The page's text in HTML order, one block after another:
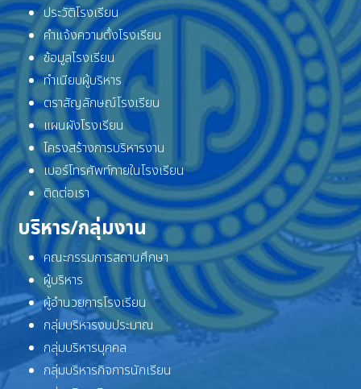
ประวัติโรงเรียน
คำแจ้งความตั้งโรงเรียน
ข้อมูลโรงเรียน
ทำเนียบผู้บริหาร
ตราสัญลักษณ์โรงเรียน
แผนผังโรงเรียน
โครงสร้างการบริหารงาน
เบอร์โทรศัพท์ภายในโรงเรียน
ติดต่อเรา
บริหาร/กลุ่มงาน
คณะกรรมการสถานศึกษา
ผู้บริหาร
ผู้อำนวยการโรงเรียน
กลุ่มบริหารงบประมาณ
กลุ่มบริหารบุคคล
กลุ่มบริหารกิจการนักเรียน